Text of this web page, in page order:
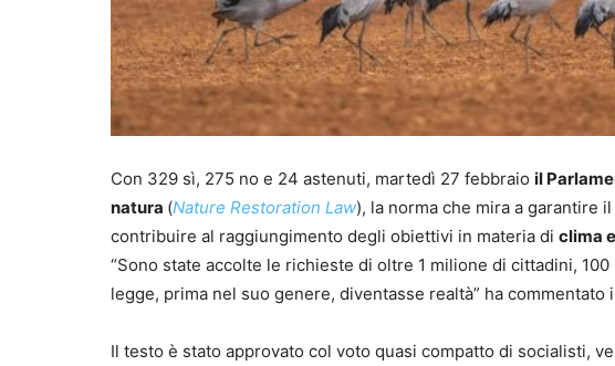
Con 329 sì, 275 no e 24 astenuti, martedì 27 febbraio il
natura (Nature Restoration Law), la norma che mira a garantire il
contribuire al raggiungimento degli obiettivi in materia di clima
“Sono state accolte le richieste di oltre 1 milione di cittadini,
legge, prima nel suo genere, diventasse realtà” ha commentato
Il testo è stato approvato col voto quasi compatto di socialisti,